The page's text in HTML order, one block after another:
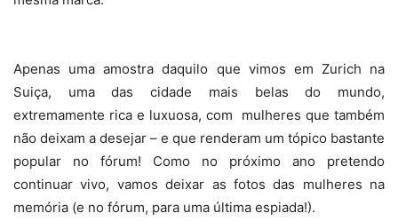
Apenas uma amostra daquilo que vimos em Zurich na
Suiça, uma das cidade mais belas do mundo,
extremamente rica e luxuosa, com mulheres que também
não deixam a desejar – e que renderam um tópico bastante
popular no fórum! Como no próximo ano pretendo
continuar vivo, vamos deixar as fotos das mulheres na
memória (e no fórum, para uma última espiada!).